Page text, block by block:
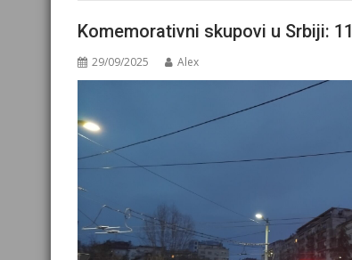
Komemorativni skupovi u Srbiji:
29/09/2025 Alex